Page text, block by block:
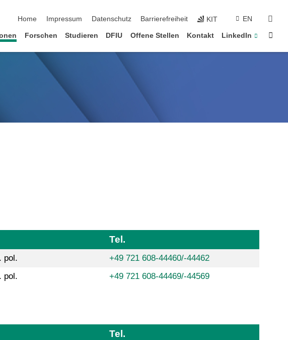
Home
Impressum Datenschutz Barrierefreiheit KIT EN
Forschen Studieren DFIU Offene Stellen Kontakt LinkedIn
Tel.
pol.
+49 721 608-44460/-44462
pol. +49 721 608-44469/-44569
Tel.